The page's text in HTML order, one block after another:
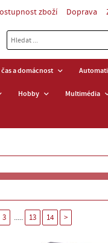
zboží Doprava
a domácnost
Hobby Multimédia
3 ..... 13 14 >